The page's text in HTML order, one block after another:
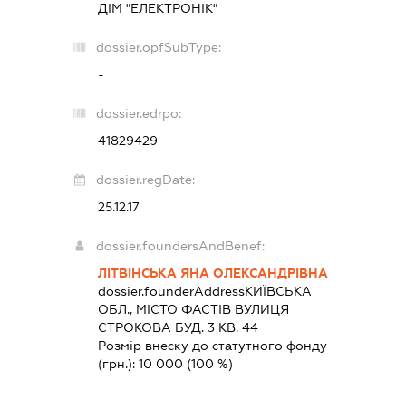
ДІМ "ЕЛЕКТРОНІК"
dossier.opfSubType:
-
dossier.edrpo:
41829429
dossier.regDate:
25.12.17
dossier.foundersAndBenef:
ЛІТВІНСЬКА ЯНА ОЛЕКСАНДРІВНА
dossier.founderAddressКИЇВСЬКА
ОБЛ., МІСТО ФАСТІВ ВУЛИЦЯ
СТРОКОВА БУД. 3 КВ. 44
Розмір внеску до статутного фонду
(грн.):10 000 (100 %)